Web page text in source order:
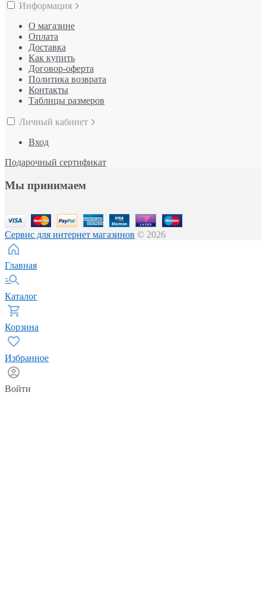
Информация
О магазине
Оплата
Доставка
Как купить
Договор-оферта
Политика возврата
Контакты
Таблицы размеров
Личный кабинет
Вход
Подарочный сертификат
Мы принимаем
Сервис для интернет магазинов © 2026
Главная
Каталог
Корзина
Избранное
Войти